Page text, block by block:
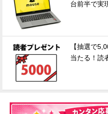
台前半で実
【抽選で
当たる！読